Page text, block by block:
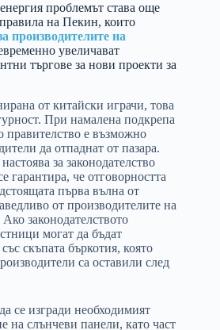
проблемът става още
на Пекин, които
производителите на
увеличават
търгове за нови проекти за
от китайски играчи, това
При намалена подкрепа
правителство е възможно
да отпаднат от пазара.
за законодателство
гарантира, че отговорността
първа вълна от
от производителите на
законодателството
могат да бъдат
скъпата бъркотия, която
са оставили след
се изгради необходимият
на слънчеви панели, като част